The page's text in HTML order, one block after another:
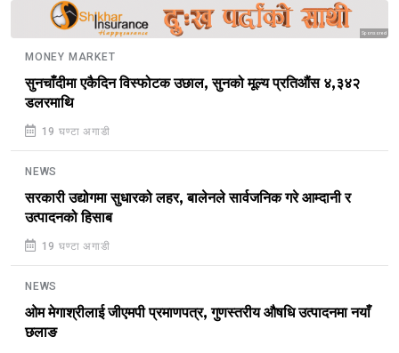
Sponsored
MONEY MARKET
सुनचाँदीमा एकैदिन विस्फोटक उछाल, सुनको मूल्य प्रतिऔंस ४,३४२
डलरमाथि
19 घण्टा अगाडी
NEWS
सरकारी उद्योगमा सुधारको लहर, बालेनले सार्वजनिक गरे आम्दानी र
उत्पादनको हिसाब
19 घण्टा अगाडी
NEWS
ओम मेगाश्रीलाई जीएमपी प्रमाणपत्र, गुणस्तरीय औषधि उत्पादनमा नयाँ
छलाङ